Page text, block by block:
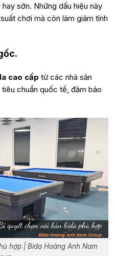
sờn. Những dấu hiệu này
chơi mà còn làm giảm tính
cao cấp từ các nhà sản
chuẩn quốc tế, đảm bảo
hợp | Bida Hoàng Anh Nam